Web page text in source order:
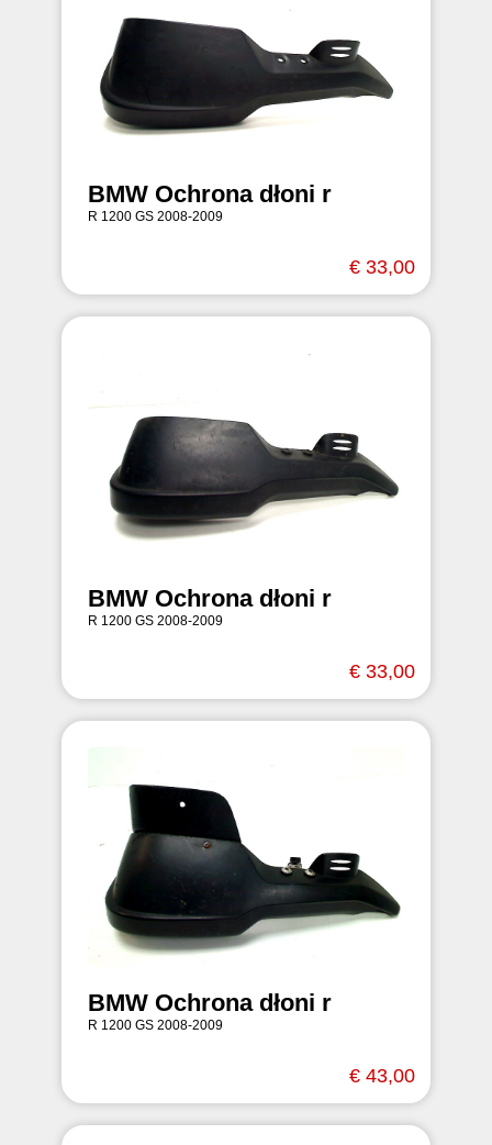
BMW Ochrona dłoni r
R 1200 GS 2008-2009
€ 33,00
BMW Ochrona dłoni r
R 1200 GS 2008-2009
€ 33,00
BMW Ochrona dłoni r
R 1200 GS 2008-2009
€ 43,00